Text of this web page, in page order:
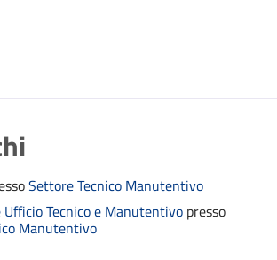
Settore Tecnico Manutentivo
Ufficio Tecnico e Manutentivo presso
Manutentivo